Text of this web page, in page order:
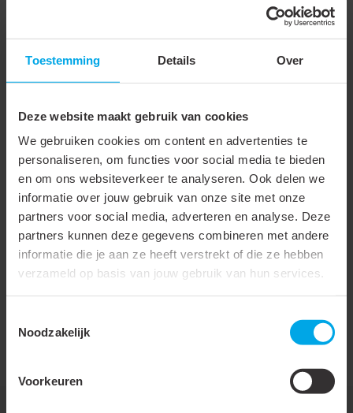
Toestemming Details Over
Deze website maakt gebruik van cookies
We gebruiken cookies om content en advertenties te
personaliseren, om functies voor social media te bieden
en om ons websiteverkeer te analyseren. Ook delen we
informatie over jouw gebruik van onze site met onze
partners voor social media, adverteren en analyse. Deze
partners kunnen deze gegevens combineren met andere
informatie die je aan ze heeft verstrekt of die ze hebben
verzameld op basis van jouw gebruik van hun services.
Noodzakelijk
Voorkeuren
Canalit trillingsdemper
premium large 80-
105kg - set 2 stuks |
943450
Deze professionele
trillingsdemper biedt
een effectieve oplossing
voor het isoleren van
trillingen afkomstig van
airco- of
warmtepompunits. Deze
- TDP-M45KG-
Canalit trillingsdemper
premium medium 25-
45kg - set 2 stuks |
943434
Deze professionele
trillingsdemper biedt
een effectieve oplossing
voor het isoleren van
trillingen afkomstig van
airco- of
warmtepompunits. Deze